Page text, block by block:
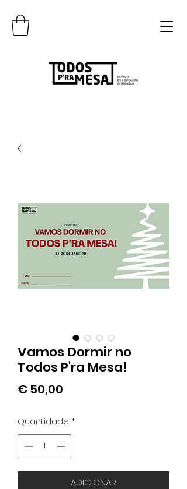
Vamos Dormir no
Todos P'ra Mesa!
€ 50,00
Quantidade *
ADICIONAR